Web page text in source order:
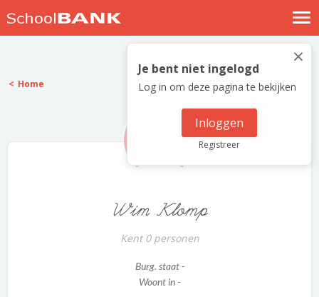
Nostalgische verhalen
Log in
Meld je gratis aan
×
Je bent niet ingelogd
Log in om deze pagina te bekijken
Inloggen
Registreer
Home
Wim Klomp
Kent 0 personen
Burg. staat -
Woont in -